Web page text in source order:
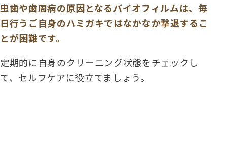
虫歯や歯周病の原因となるバイオフィルムは、毎
日行うご自身のハミガキではなかなか撃退するこ
とが困難です。
定期的に自身のクリーニング状態をチェックし
て、セルフケアに役立てましょう。